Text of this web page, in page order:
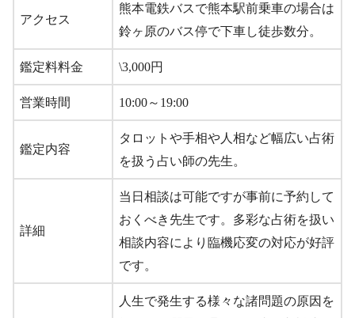
アクセス
熊本電鉄バスで熊本駅前乗車の場合は
鈴ヶ原のバス停で下車し徒歩数分。
鑑定料料金 \3,000円
営業時間 10:00～19:00
鑑定内容
タロットや手相や人相など幅広い占術
を扱う占い師の先生。
詳細
当日相談は可能ですが事前に予約して
おくべき先生です。多彩な占術を扱い
相談内容により臨機応変の対応が好評
です。
人生で発生する様々な諸問題の原因を